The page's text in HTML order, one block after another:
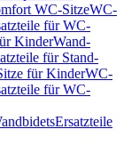
WC-SitzeWC-
für WC-
KinderWand-
für Stand-
für KinderWC-
für WC-
Ersatzteile